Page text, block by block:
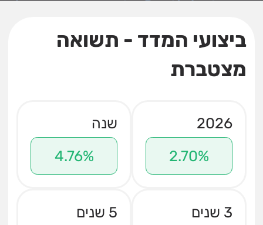
ביצועי המדד - תשואה
מצטברת
2026
2.70%
שנה
4.76%
3 שנים
5 שנים